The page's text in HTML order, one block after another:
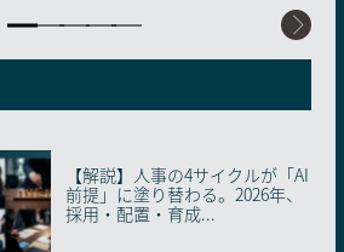
【解説】人事の4サイクルが「AI
前提」に塗り替わる。2026年、
採用・配置・育成...
AIに“信頼の証明書”を。国内初
の「AIMS適合性評価制度」が始
動した理由
実際の相談事例から学ぶ！画像
生成AIのビジネス活用トレンド
「AI-SECIモデル」とは何か。AI
との協働で知識創造企業へと変
革するための地...
AIには撮れない「あの瞬間」—
小学校の卒アルが問う、写真な
らではの価値